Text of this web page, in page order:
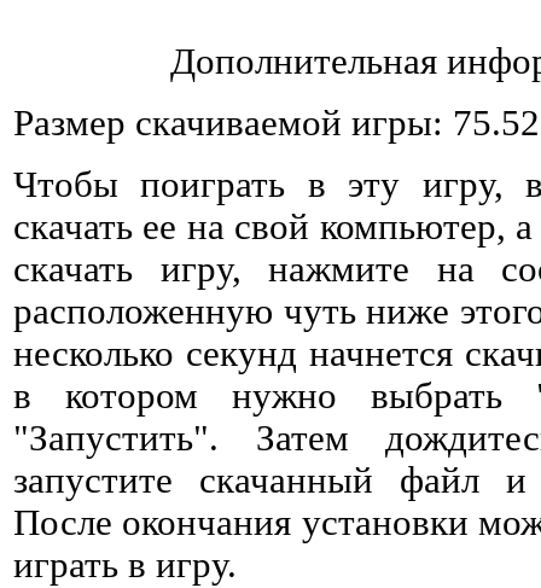
Дополнительная
Размер скачиваемой игры:
Чтобы поиграть в эту игру,
скачать ее на свой компьютер,
скачать игру, нажмите на
расположенную чуть ниже
несколько секунд начнется
в котором нужно выбрать
"Запустить". Затем
запустите скачанный файл и
После окончания установки
играть в игру.